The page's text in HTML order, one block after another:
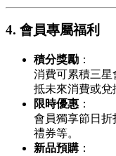
4. 會員專屬福利
積分獎勵 ：
消費可累積三星
抵未來消費或兌
限時優惠 ：
會員獨享節日折
禮券等。
新品預購 ：